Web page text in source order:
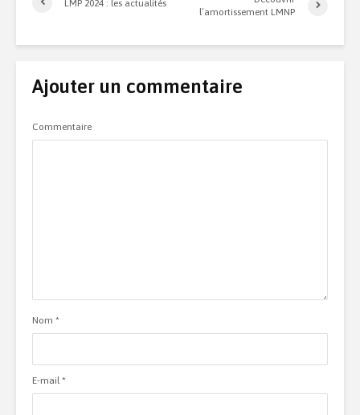
LMP 2024 : les actualités
l’amortissement LMNP
Ajouter un commentaire
Commentaire
Nom *
E-mail*